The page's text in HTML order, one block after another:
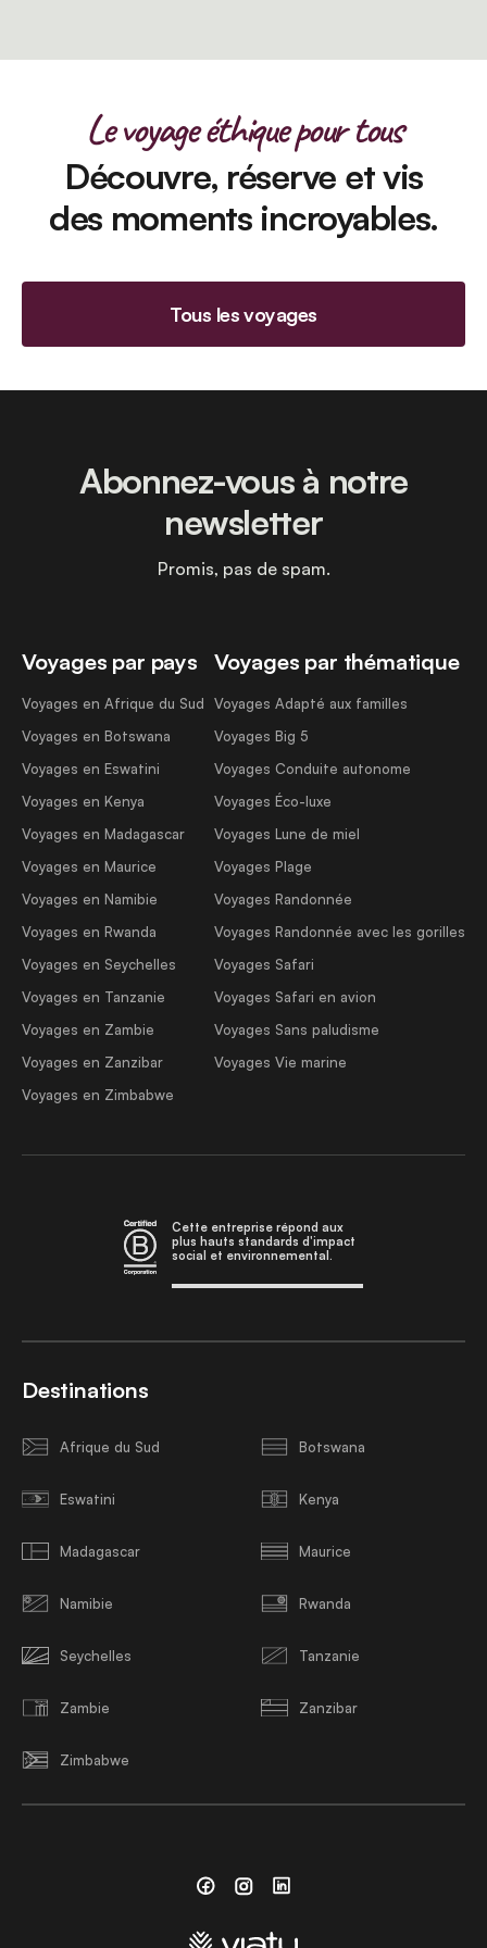
Le voyage éthique pour tous
Découvre, réserve et vis
des moments incroyables.
Tous les voyages
Voyages par pays
Voyages en Afrique du Sud
Voyages en Botswana
Voyages en Eswatini
Voyages en Kenya
Voyages en Madagascar
Voyages en Maurice
Voyages en Namibie
Voyages en Rwanda
Voyages en Seychelles
Voyages en Tanzanie
Voyages en Zambie
Voyages en Zanzibar
Voyages en Zimbabwe
Voyages par thématique
Voyages Adapté aux familles
Voyages Big 5
Voyages Conduite autonome
Voyages Éco-luxe
Voyages Lune de miel
Voyages Plage
Voyages Randonnée
Voyages Randonnée avec les gorilles
Voyages Safari
Voyages Safari en avion
Voyages Sans paludisme
Voyages Vie marine
Abonnez-vous à notre
newsletter
Promis, pas de spam.
Cette entreprise répond aux
plus hauts standards d'impact
social et environnemental.
Destinations
Afrique du Sud Botswana
Eswatini Kenya
Madagascar Maurice
Namibie Rwanda
Seychelles Tanzanie
Zambie Zanzibar
Zimbabwe
FacebookInstagramLinkedin